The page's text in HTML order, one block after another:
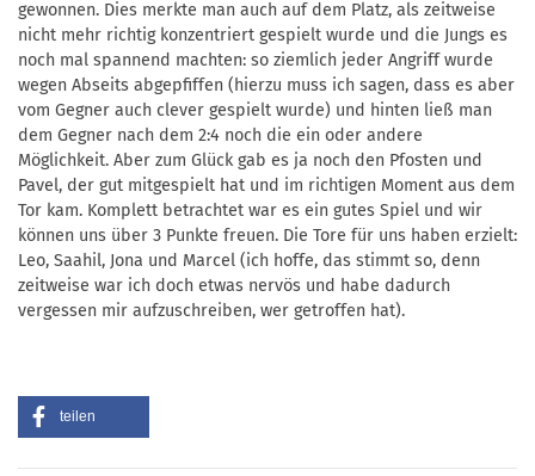
gewonnen. Dies merkte man auch auf dem Platz, als zeitweise
nicht mehr richtig konzentriert gespielt wurde und die Jungs es
noch mal spannend machten: so ziemlich jeder Angriff wurde
wegen Abseits abgepfiffen (hierzu muss ich sagen, dass es aber
vom Gegner auch clever gespielt wurde) und hinten ließ man
dem Gegner nach dem 2:4 noch die ein oder andere
Möglichkeit. Aber zum Glück gab es ja noch den Pfosten und
Pavel, der gut mitgespielt hat und im richtigen Moment aus dem
Tor kam. Komplett betrachtet war es ein gutes Spiel und wir
können uns über 3 Punkte freuen. Die Tore für uns haben erzielt:
Leo, Saahil, Jona und Marcel (ich hoffe, das stimmt so, denn
zeitweise war ich doch etwas nervös und habe dadurch
vergessen mir aufzuschreiben, wer getroffen hat).
teilen